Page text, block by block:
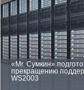
«Mr. Сумкин»
прекращению
WS2003